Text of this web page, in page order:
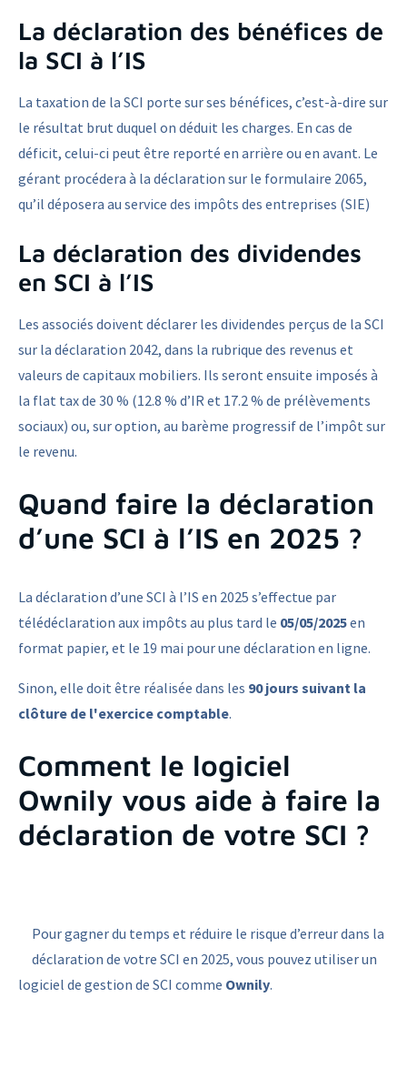
La déclaration des bénéfices de
la SCI à l’IS
La taxation de la SCI porte sur ses bénéfices, c’est-à-dire sur
le résultat brut duquel on déduit les charges. En cas de
déficit, celui-ci peut être reporté en arrière ou en avant. Le
gérant procédera à la déclaration sur le formulaire 2065,
qu’il déposera au service des impôts des entreprises (SIE)
La déclaration des dividendes
en SCI à l’IS
Les associés doivent déclarer les dividendes perçus de la SCI
sur la déclaration 2042, dans la rubrique des revenus et
valeurs de capitaux mobiliers. Ils seront ensuite imposés à
la flat tax de 30 % (12.8 % d’IR et 17.2 % de prélèvements
sociaux) ou, sur option, au barème progressif de l’impôt sur
le revenu.
Quand faire la déclaration
d’une SCI à l’IS en 2025 ?
La déclaration d’une SCI à l’IS en 2025 s’effectue par
télédéclaration aux impôts au plus tard le 05/05/2025en
format papier, et le 19 mai pour une déclaration en ligne.
Sinon, elle doit être réalisée dans les 90 jours suivant la
clôture de l'exercice comptable.
Comment le logiciel
Ownily vous aide à faire la
déclaration de votre SCI ?
Pour gagner du temps et réduire le risque d’erreur dans la
déclaration de votre SCI en 2025, vous pouvez utiliser un
logiciel de gestion de SCI comme Ownily.